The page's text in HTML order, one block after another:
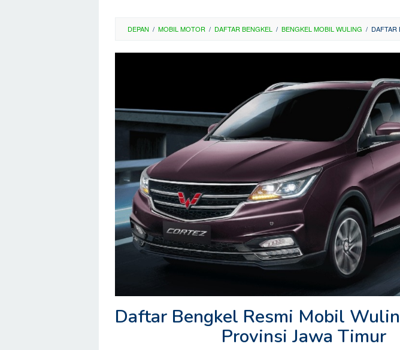
DEPAN / MOBIL MOTOR / DAFTAR BENGKEL / BENGKEL MOBIL WULING / DAFTAR
Daftar Bengkel Resmi Mobil
Provinsi Jawa Timur